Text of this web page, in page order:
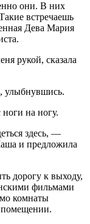
они. В них
встречаешь
Дева Мария
рукой, сказала
на ногу.
здесь, —
и предложила
дорогу к выходу,
фильмами
комнаты
помещении.